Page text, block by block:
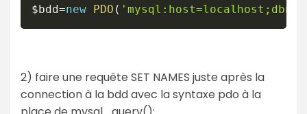
$bdd=new PDO (
2) faire une requête SET NAMES juste après la
connection à la bdd avec la syntaxe pdo à la